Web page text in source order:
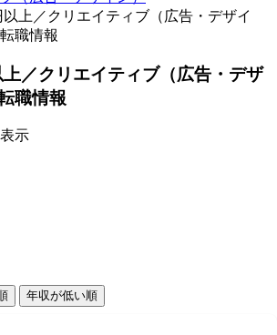
以上／クリエイティブ（広告・デザイ
職情報
／クリエイティブ（広告・デザ
職情報
示
年収が低い順